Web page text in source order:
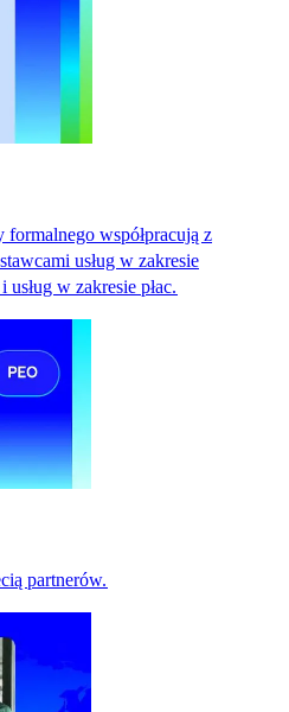
współpracują z
usług w zakresie
w zakresie płac.​​
partnerów.​​